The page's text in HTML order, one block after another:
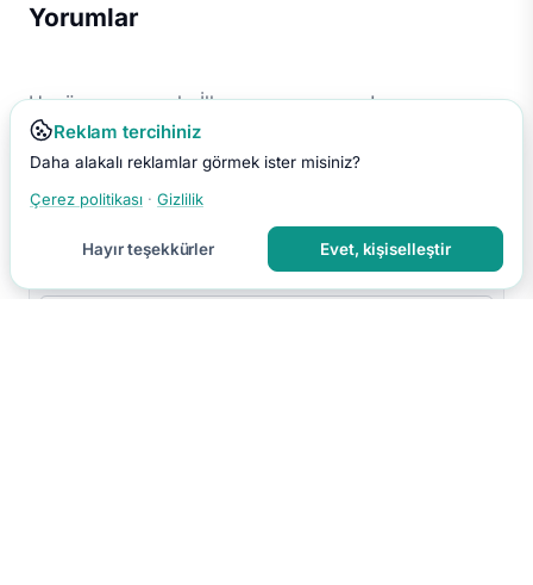
Yorumlar
Henüz yorum yok. İlk yorumu sen yap!
Reklam tercihiniz
Daha alakalı reklamlar görmek ister misiniz?
Çerez politikası · Gizlilik
Hayır teşekkürler Evet, kişiselleştir